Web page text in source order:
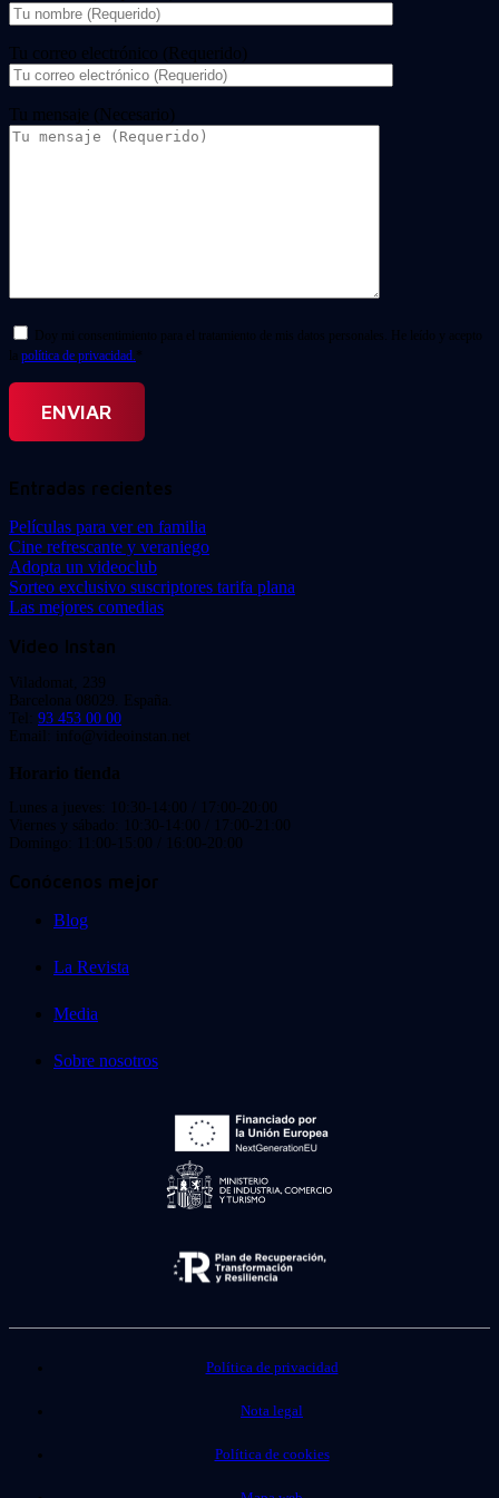
Tu correo electrónico (Requerido)
Tu mensaje (Necesario)
Doy mi consentimiento para el tratamiento de mis datos personales. He leído y acepto
la política de privacidad. *
Entradas recientes
Películas para ver en familia
Cine refrescante y veraniego
Adopta un videoclub
Sorteo exclusivo suscriptores tarifa plana
Las mejores comedias
Video Instan
Viladomat, 239
Barcelona 08029. España.
Tel: 93 453 00 00
Email: info@videoinstan.net
Horario tienda
Lunes a jueves: 10:30-14:00 / 17:00-20:00
Viernes y sábado: 10:30-14:00 / 17:00-21:00
Domingo: 11:00-15:00 / 16:00-20:00
Conócenos mejor
Blog
La Revista
Media
Sobre nosotros
Política de privacidad
Nota legal
Política de cookies